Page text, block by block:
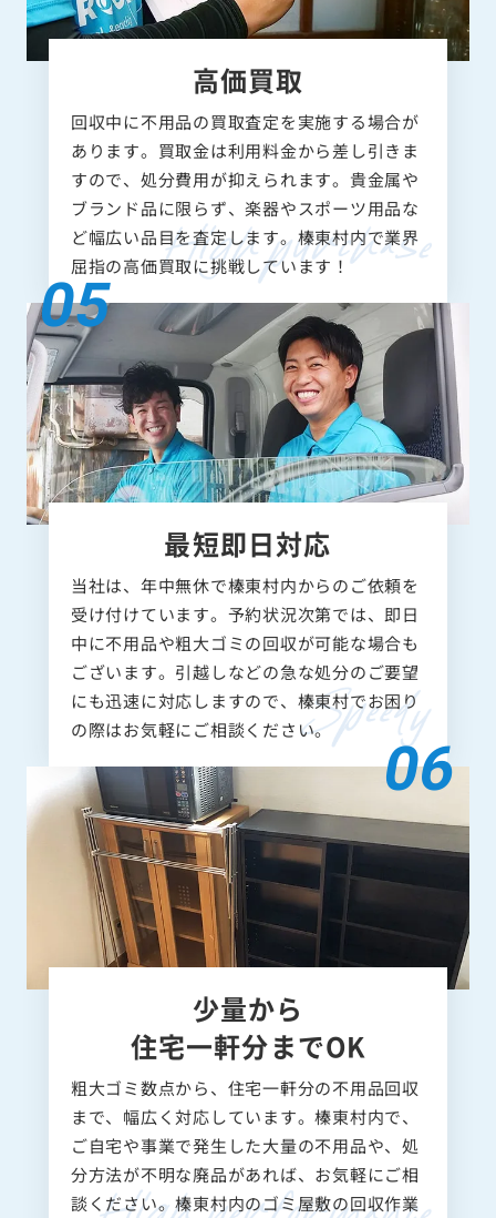
高価買取
回収中に不用品の買取査定を実施する場合が
あります。買取金は利用料金から差し引きま
すので、処分費用が抑えられます。貴金属や
ブランド品に限らず、楽器やスポーツ用品な
ど幅広い品目を査定します。榛東村内で業界
屈指の高価買取に挑戦しています！
最短即日対応
当社は、年中無休で榛東村内からのご依頼を
受け付けています。予約状況次第では、即日
中に不用品や粗大ゴミの回収が可能な場合も
ございます。引越しなどの急な処分のご要望
にも迅速に対応しますので、榛東村でお困り
の際はお気軽にご相談ください。
少量から
住宅一軒分までOK
粗大ゴミ数点から、住宅一軒分の不用品回収
まで、幅広く対応しています。榛東村内で、
ご自宅や事業で発生した大量の不用品や、処
分方法が不明な廃品があれば、お気軽にご相
談ください。榛東村内のゴミ屋敷の回収作業